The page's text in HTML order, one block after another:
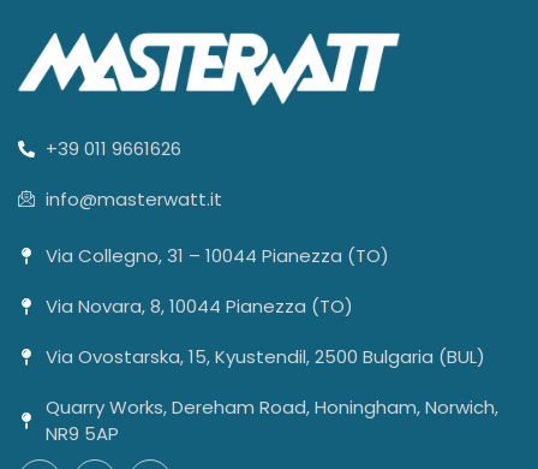
+39 011 9661626
info@masterwatt.it
Via Collegno, 31 – 10044 Pianezza (TO)
Via Novara, 8, 10044 Pianezza (TO)
Via Ovostarska, 15, Kyustendil, 2500 Bulgaria (BUL)
Quarry Works, Dereham Road, Honingham, Norwich,
NR9 5AP